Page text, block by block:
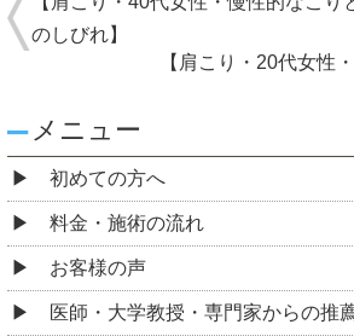
のしびれ】
【肩こり・20代女性
メニュー
初めての方へ
料金・施術の流れ
お客様の声
医師・大学教授・専門家からの推